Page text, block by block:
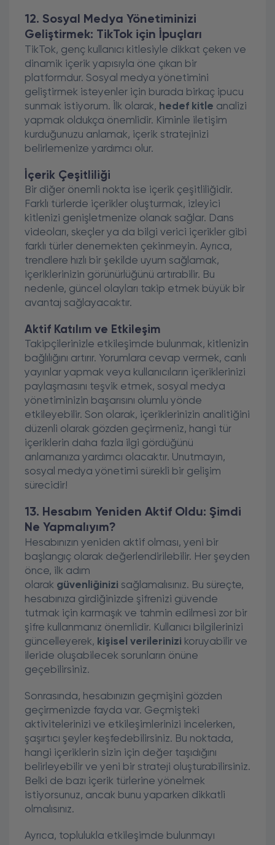
12. Sosyal Medya Yönetiminizi
Geliştirmek: TikTok için İpuçları
TikTok, genç kullanıcı kitlesiyle dikkat çeken ve
dinamik içerik yapısıyla öne çıkan bir
platformdur. Sosyal medya yönetimini
geliştirmek isteyenler için burada birkaç ipucu
sunmak istiyorum. İlk olarak, hedef kitle analizi
yapmak oldukça önemlidir. Kiminle iletişim
kurduğunuzu anlamak, içerik stratejinizi
belirlemenize yardımcı olur.
İçerik Çeşitliliği
Bir diğer önemli nokta ise içerik çeşitliliğidir.
Farklı türlerde içerikler oluşturmak, izleyici
kitlenizi genişletmenize olanak sağlar. Dans
videoları, skeçler ya da bilgi verici içerikler gibi
farklı türler denemekten çekinmeyin. Ayrıca,
trendlere hızlı bir şekilde uyum sağlamak,
içeriklerinizin görünürlüğünü artırabilir. Bu
nedenle, güncel olayları takip etmek büyük bir
avantaj sağlayacaktır.
Aktif Katılım ve Etkileşim
Takipçilerinizle etkileşimde bulunmak, kitlenizin
bağlılığını artırır. Yorumlara cevap vermek, canlı
yayınlar yapmak veya kullanıcıların içeriklerinizi
paylaşmasını teşvik etmek, sosyal medya
yönetiminizin başarısını olumlu yönde
etkileyebilir. Son olarak, içeriklerinizin analitiğini
düzenli olarak gözden geçirmeniz, hangi tür
içeriklerin daha fazla ilgi gördüğünü
anlamanıza yardımcı olacaktır. Unutmayın,
sosyal medya yönetimi sürekli bir gelişim
sürecidir!
13. Hesabım Yeniden Aktif Oldu: Şimdi
Ne Yapmalıyım?
Hesabınızın yeniden aktif olması, yeni bir
başlangıç olarak değerlendirilebilir. Her şeyden
önce, ilk adım
olarak güvenliğinizi sağlamalısınız. Bu süreçte,
hesabınıza girdiğinizde şifrenizi güvende
tutmak için karmaşık ve tahmin edilmesi zor bir
şifre kullanmanız önemlidir. Kullanıcı bilgilerinizi
güncelleyerek, kişisel verilerinizi koruyabilir ve
ileride oluşabilecek sorunların önüne
geçebilirsiniz.
Sonrasında, hesabınızın geçmişini gözden
geçirmenizde fayda var. Geçmişteki
aktivitelerinizi ve etkileşimlerinizi incelerken,
şaşırtıcı şeyler keşfedebilirsiniz. Bu noktada,
hangi içeriklerin sizin için değer taşıdığını
belirleyebilir ve yeni bir strateji oluşturabilirsiniz.
Belki de bazı içerik türlerine yönelmek
istiyorsunuz, ancak bunu yaparken dikkatli
olmalısınız.
Ayrıca, toplulukla etkileşimde bulunmayı